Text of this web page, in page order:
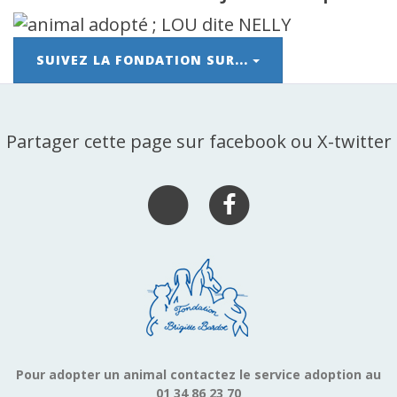
SUIVEZ LA FONDATION SUR...
Partager cette page sur facebook ou X-twitter
Pour adopter un animal contactez le service adoption au
01 34 86 23 70